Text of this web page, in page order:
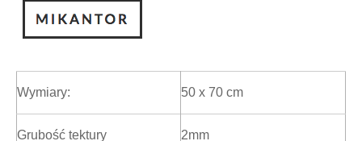
Wymiary: 50 x 70 cm
Grubość tektury 2mm